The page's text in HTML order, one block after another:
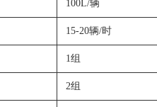
100L/辆
15-20辆/时
1组
2组